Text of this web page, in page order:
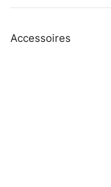
Accessoires